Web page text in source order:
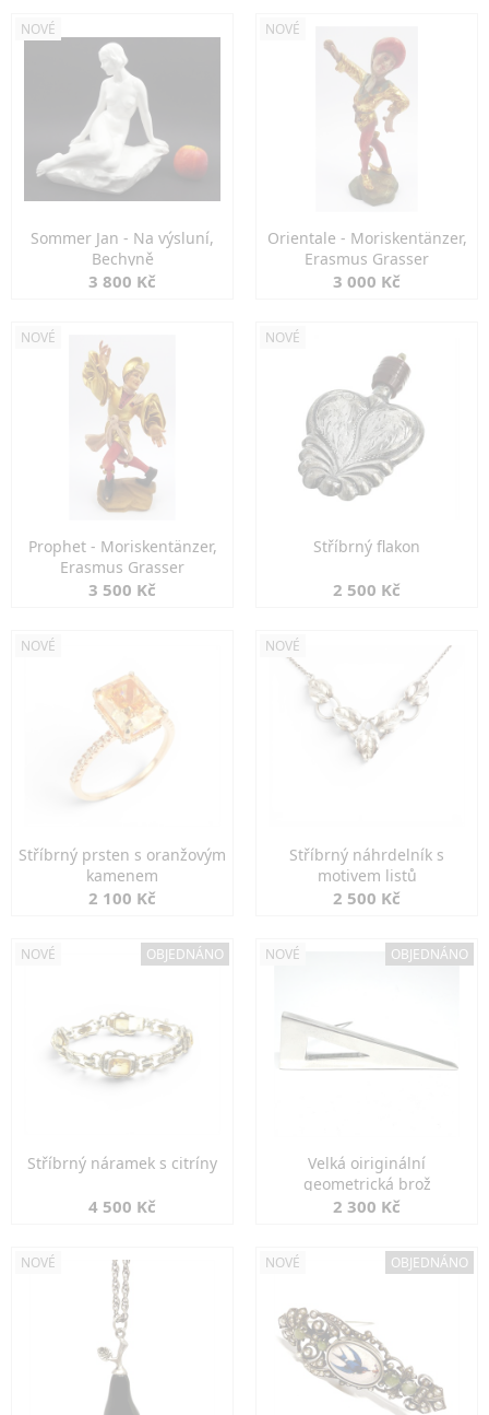
NOVÉ
Sommer Jan - Na výsluní,
Bechyně
3 800 Kč
NOVÉ
Orientale - Moriskentänzer,
Erasmus Grasser
3 000 Kč
NOVÉ
Prophet - Moriskentänzer,
Erasmus Grasser
3 500 Kč
NOVÉ
Stříbrný flakon
2 500 Kč
NOVÉ
Stříbrný prsten s oranžovým
kamenem
2 100 Kč
NOVÉ
Stříbrný náhrdelník s
motivem listů
2 500 Kč
NOVÉ OBJEDNÁNO
Stříbrný náramek s citríny
4 500 Kč
NOVÉ OBJEDNÁNO
Velká oiriginální
geometrická brož
2 300 Kč
NOVÉ NOVÉ OBJEDNÁNO